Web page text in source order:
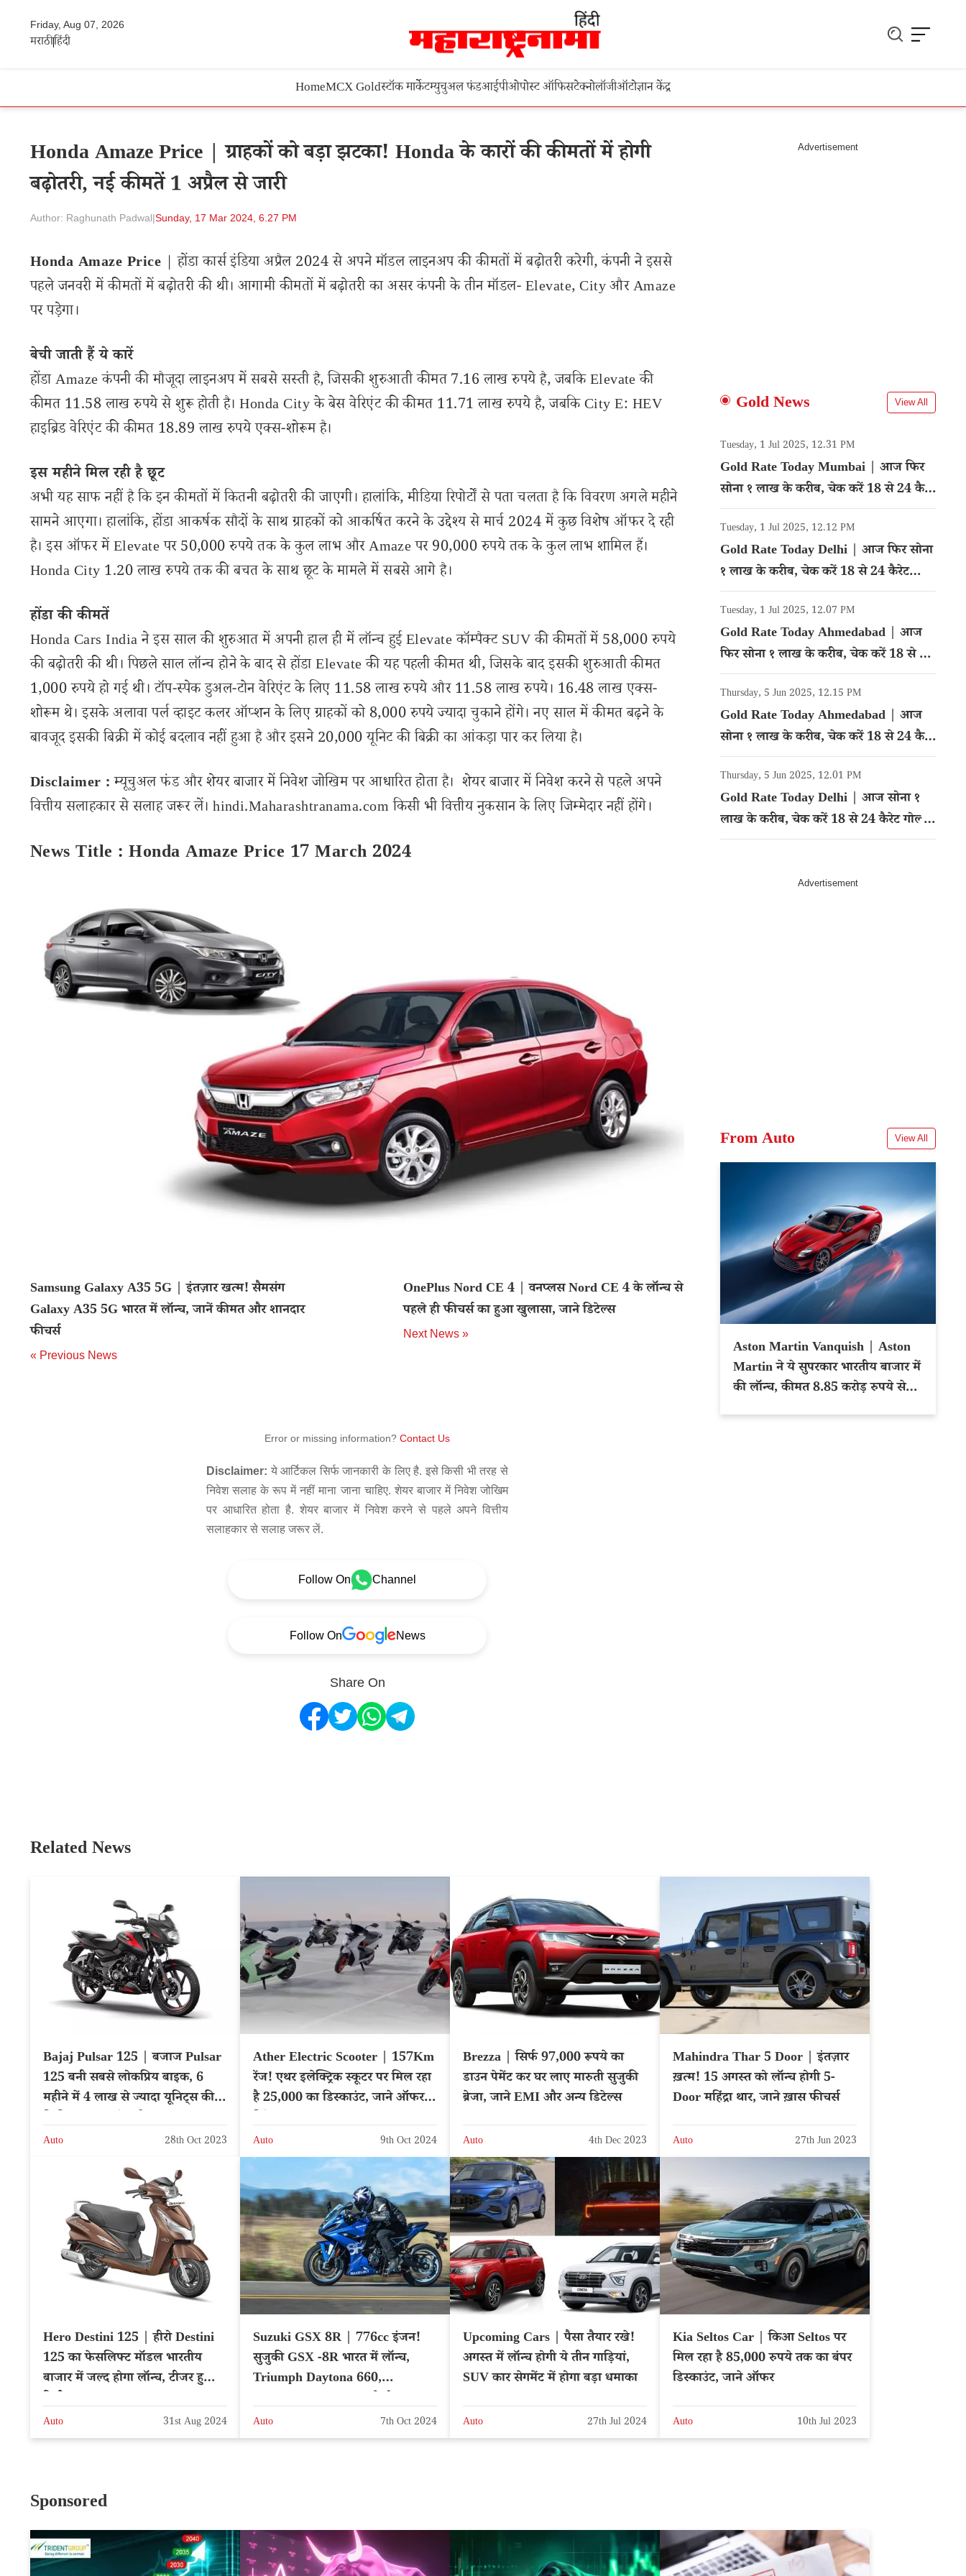
Friday, Aug 07, 2026
मराठीहिंदी
HomeMCX Goldस्टॉक मार्केटम्युचुअल फंडआईपीओपोस्ट ऑफिसटेक्नोलॉजीऑटोज्ञान केंद्र
Honda Amaze Price | ग्राहकों को बड़ा झटका! Honda के कारों की कीमतों में होगी
बढ़ोतरी, नई कीमतें 1 अप्रैल से जारी
Author: Raghunath Padwal|Sunday, 17 Mar 2024, 6.27 PM
Honda Amaze Price | होंडा कार्स इंडिया अप्रैल 2024 से अपने मॉडल लाइनअप की कीमतों में बढ़ोतरी करेगी, कंपनी ने इससे
पहले जनवरी में कीमतों में बढ़ोतरी की थी। आगामी कीमतों में बढ़ोतरी का असर कंपनी के तीन मॉडल- Elevate, City और Amaze
पर पड़ेगा।
बेची जाती हैं ये कारें
होंडा Amaze कंपनी की मौजूदा लाइनअप में सबसे सस्ती है, जिसकी शुरुआती कीमत 7.16 लाख रुपये है, जबकि Elevate की
कीमत 11.58 लाख रुपये से शुरू होती है। Honda City के बेस वेरिएंट की कीमत 11.71 लाख रुपये है, जबकि City E: HEV
हाइब्रिड वेरिएंट की कीमत 18.89 लाख रुपये एक्स-शोरूम है।
इस महीने मिल रही है छूट
अभी यह साफ नहीं है कि इन कीमतों में कितनी बढ़ोतरी की जाएगी। हालांकि, मीडिया रिपोर्टों से पता चलता है कि विवरण अगले महीने
सामने आएगा। हालांकि, होंडा आकर्षक सौदों के साथ ग्राहकों को आकर्षित करने के उद्देश्य से मार्च 2024 में कुछ विशेष ऑफर दे रही
है। इस ऑफर में Elevate पर 50,000 रुपये तक के कुल लाभ और Amaze पर 90,000 रुपये तक के कुल लाभ शामिल हैं।
Honda City 1.20 लाख रुपये तक की बचत के साथ छूट के मामले में सबसे आगे है।
होंडा की कीमतें
Honda Cars India ने इस साल की शुरुआत में अपनी हाल ही में लॉन्च हुई Elevate कॉम्पैक्ट SUV की कीमतों में 58,000 रुपये
की बढ़ोतरी की थी। पिछले साल लॉन्च होने के बाद से होंडा Elevate की यह पहली कीमत थी, जिसके बाद इसकी शुरुआती कीमत
1,000 रुपये हो गई थी। टॉप-स्पेक डुअल-टोन वेरिएंट के लिए 11.58 लाख रुपये और 11.58 लाख रुपये। 16.48 लाख एक्स-
शोरूम थे। इसके अलावा पर्ल व्हाइट कलर ऑप्शन के लिए ग्राहकों को 8,000 रुपये ज्यादा चुकाने होंगे। नए साल में कीमत बढ़ने के
बावजूद इसकी बिक्री में कोई बदलाव नहीं हुआ है और इसने 20,000 यूनिट की बिक्री का आंकड़ा पार कर लिया है।
Disclaimer :म्यूचुअल फंड और शेयर बाजार में निवेश जोखिम पर आधारित होता है। शेयर बाजार में निवेश करने से पहले अपने
वित्तीय सलाहकार से सलाह जरूर लें। hindi.Maharashtranama.com किसी भी वित्तीय नुकसान के लिए जिम्मेदार नहीं होंगे।
News Title : Honda Amaze Price 17 March 2024
Samsung Galaxy A35 5G | इंतज़ार खत्म! सैमसंग
Galaxy A35 5G भारत में लॉन्च, जानें कीमत और शानदार
फीचर्स
« Previous News
OnePlus Nord CE 4 | वनप्लस Nord CE 4 के लॉन्च से
पहले ही फीचर्स का हुआ खुलासा, जाने डिटेल्स
Next News »
Error or missing information? Contact Us
Disclaimer: ये आर्टिकल सिर्फ जानकारी के लिए है. इसे किसी भी तरह से
निवेश सलाह के रूप में नहीं माना जाना चाहिए. शेयर बाजार में निवेश जोखिम
पर आधारित होता है. शेयर बाजार में निवेश करने से पहले अपने वित्तीय
सलाहकार से सलाह जरूर लें.
Follow On Channel
Follow On News
Share On
Gold News View All
Tuesday, 1 Jul 2025, 12.31 PM
Gold Rate Today Mumbai | आज फिर
सोना १ लाख के करीब, चेक करें 18 से 24 कैरेट
गोल्ड का रेट
Tuesday, 1 Jul 2025, 12.12 PM
Gold Rate Today Delhi | आज फिर सोना
१ लाख के करीब, चेक करें 18 से 24 कैरेट
गोल्ड का रेट
Tuesday, 1 Jul 2025, 12.07 PM
Gold Rate Today Ahmedabad | आज
फिर सोना १ लाख के करीब, चेक करें 18 से 24
कैरेट गोल्ड का रेट
Thursday, 5 Jun 2025, 12.15 PM
Gold Rate Today Ahmedabad | आज
सोना १ लाख के करीब, चेक करें 18 से 24 कैरेट
गोल्ड का रेट
Thursday, 5 Jun 2025, 12.01 PM
Gold Rate Today Delhi | आज सोना १
लाख के करीब, चेक करें 18 से 24 कैरेट गोल्ड
का रेट
From Auto View All
Aston Martin Vanquish | Aston
Martin ने ये सुपरकार भारतीय बाजार में
की लॉन्च, कीमत 8.85 करोड़ रुपये से
Related News
Bajaj Pulsar 125 | बजाज Pulsar
125 बनी सबसे लोकप्रिय बाइक, 6
महीने में 4 लाख से ज्यादा यूनिट्स की
Auto 28th Oct 2023
Ather Electric Scooter | 157Km
रेंज! एथर इलेक्ट्रिक स्कूटर पर मिल रहा
है 25,000 का डिस्काउंट, जाने ऑफर
Auto 9th Oct 2024
Brezza | सिर्फ 97,000 रूपये का
डाउन पेमेंट कर घर लाए मारुती सुजुकी
ब्रेजा, जाने EMI और अन्य डिटेल्स
Auto 4th Dec 2023
Mahindra Thar 5 Door | इंतज़ार
ख़त्म! 15 अगस्त को लॉन्च होगी 5-
Door महिंद्रा थार, जाने ख़ास फीचर्स
Auto 27th Jun 2023
Hero Destini 125 | हीरो Destini
125 का फेसलिफ्ट मॉडल भारतीय
बाजार में जल्द होगा लॉन्च, टीजर हुआ
Auto 31st Aug 2024
Suzuki GSX 8R | 776cc इंजन!
सुजुकी GSX -8R भारत में लॉन्च,
Triumph Daytona 660,
मुकाबला
Auto 7th Oct 2024
Upcoming Cars | पैसा तैयार रखे!
अगस्त में लॉन्च होगी ये तीन गाड़ियां,
SUV कार सेगमेंट में होगा बड़ा धमाका
Auto 27th Jul 2024
Kia Seltos Car | किआ Seltos पर
मिल रहा है 85,000 रुपये तक का बंपर
डिस्काउंट, जाने ऑफर
Auto 10th Jul 2023
Sponsored